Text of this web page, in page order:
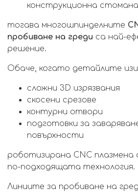
конструкционна стомана
тогава многошпинделните
пробиване на греди са най-
решение.
Обаче, когато детайлите
сложни 3D изрязвания
скосени срезове
контурни отвори
подготовки за
повърхности
роботизирана CNC
по-подходящата технология.
Линиите за пробиване на